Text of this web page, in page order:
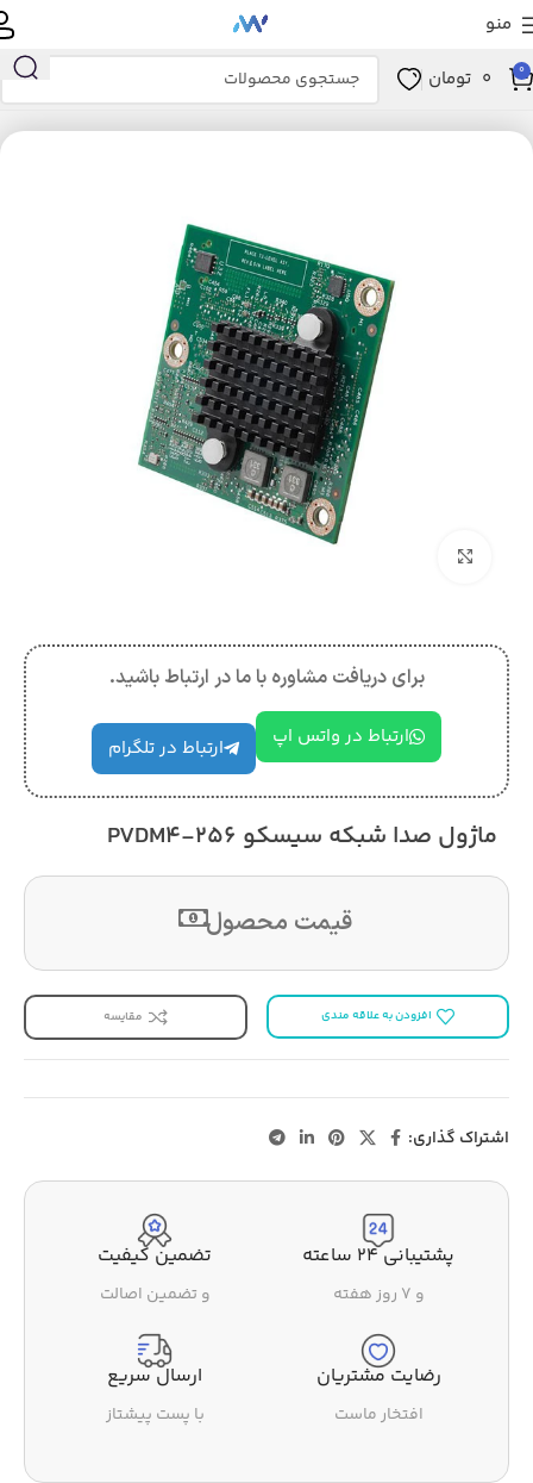
منو
0
0 تومان
خانه ماژول های شبکه ماژولPVDM
برای دریافت مشاوره با ما در ارتباط باشید.
ارتباط در واتس اپ ارتباط در تلگرام
ماژول صدا شبکه سیسکو PVDM4-256
قیمت محصول
افزودن به علاقه مندی مقایسه
اشتراک گذاری:
پشتیبانی ۲۴ ساعته
و ۷ روز هفته
تضمین کیفیت
و تضمین اصالت
رضایت مشتریان
افتخار ماست
ارسال سریع
با پست پیشتاز